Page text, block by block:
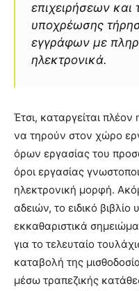
επιχειρήσεων και
υποχρέωσης
εγγράφων με
ηλεκτρονικά.
Έτσι, καταργείται
να τηρούν στον χώρο
όρων εργασίας του
όροι εργασίας
ηλεκτρονική μορφή.
αδειών, το ειδικό
εκκαθαριστικά
για το τελευταίο
καταβολή της
μέσω τραπεζικής